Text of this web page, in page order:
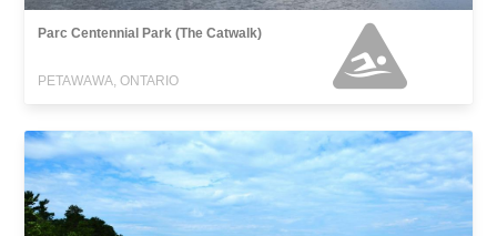
Parc Centennial Park (The Catwalk)
PETAWAWA, ONTARIO